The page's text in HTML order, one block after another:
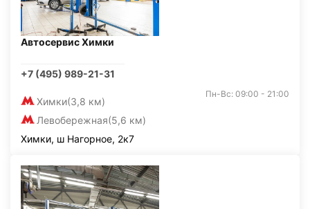
Автосервис Химки
+7 (495) 989-21-31
Химки(3,8 км)
Левобережная(5,6 км)
Пн-Вс: 09:00 - 21:00
Химки, ш Нагорное, 2к7